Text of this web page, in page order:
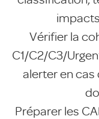
Vérifier la
C1/C2/C3/
alerter en
Préparer les